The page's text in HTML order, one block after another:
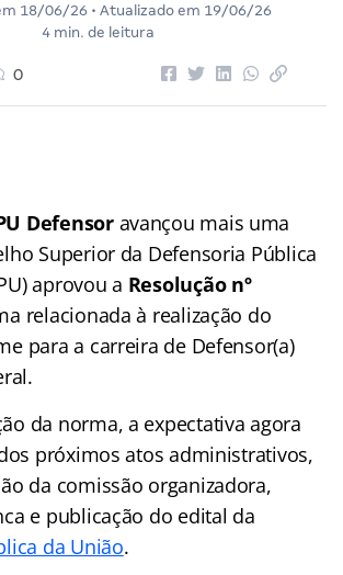
18/06/26 • Atualizado em 19/06/26
4 min. de leitura
0
Defensoravançou mais uma
Superior da Defensoria Pública
aprovou a Resolução nº
relacionada à realização do
para a carreira de Defensor(a)
da norma, a expectativa agora
próximos atos administrativos,
da comissão organizadora,
e publicação do edital da
da União.